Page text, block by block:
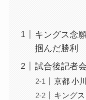
キングス念
掴んだ勝利
試合後記者
京都 小
キング